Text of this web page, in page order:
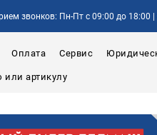
звонков: Пн-Пт с 09:00 до 18:00
Оплата Сервис